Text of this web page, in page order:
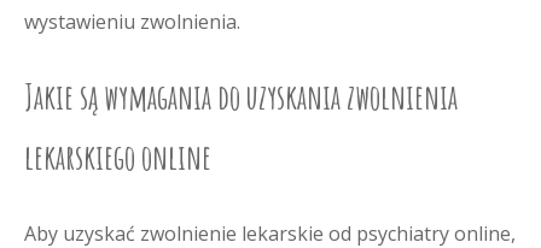
wystawieniu zwolnienia.
Jakie są wymagania do uzyskania zwolnienia
lekarskiego online
Aby uzyskać zwolnienie lekarskie od psychiatry online,